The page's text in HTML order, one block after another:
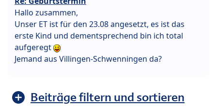
Hallo zusammen,
Unser ET ist für den 23.08 angesetzt, es ist das
erste Kind und dementsprechend bin ich total
aufgeregt
Jemand aus Villingen-Schwenningen da?
Beiträge filtern und sortieren